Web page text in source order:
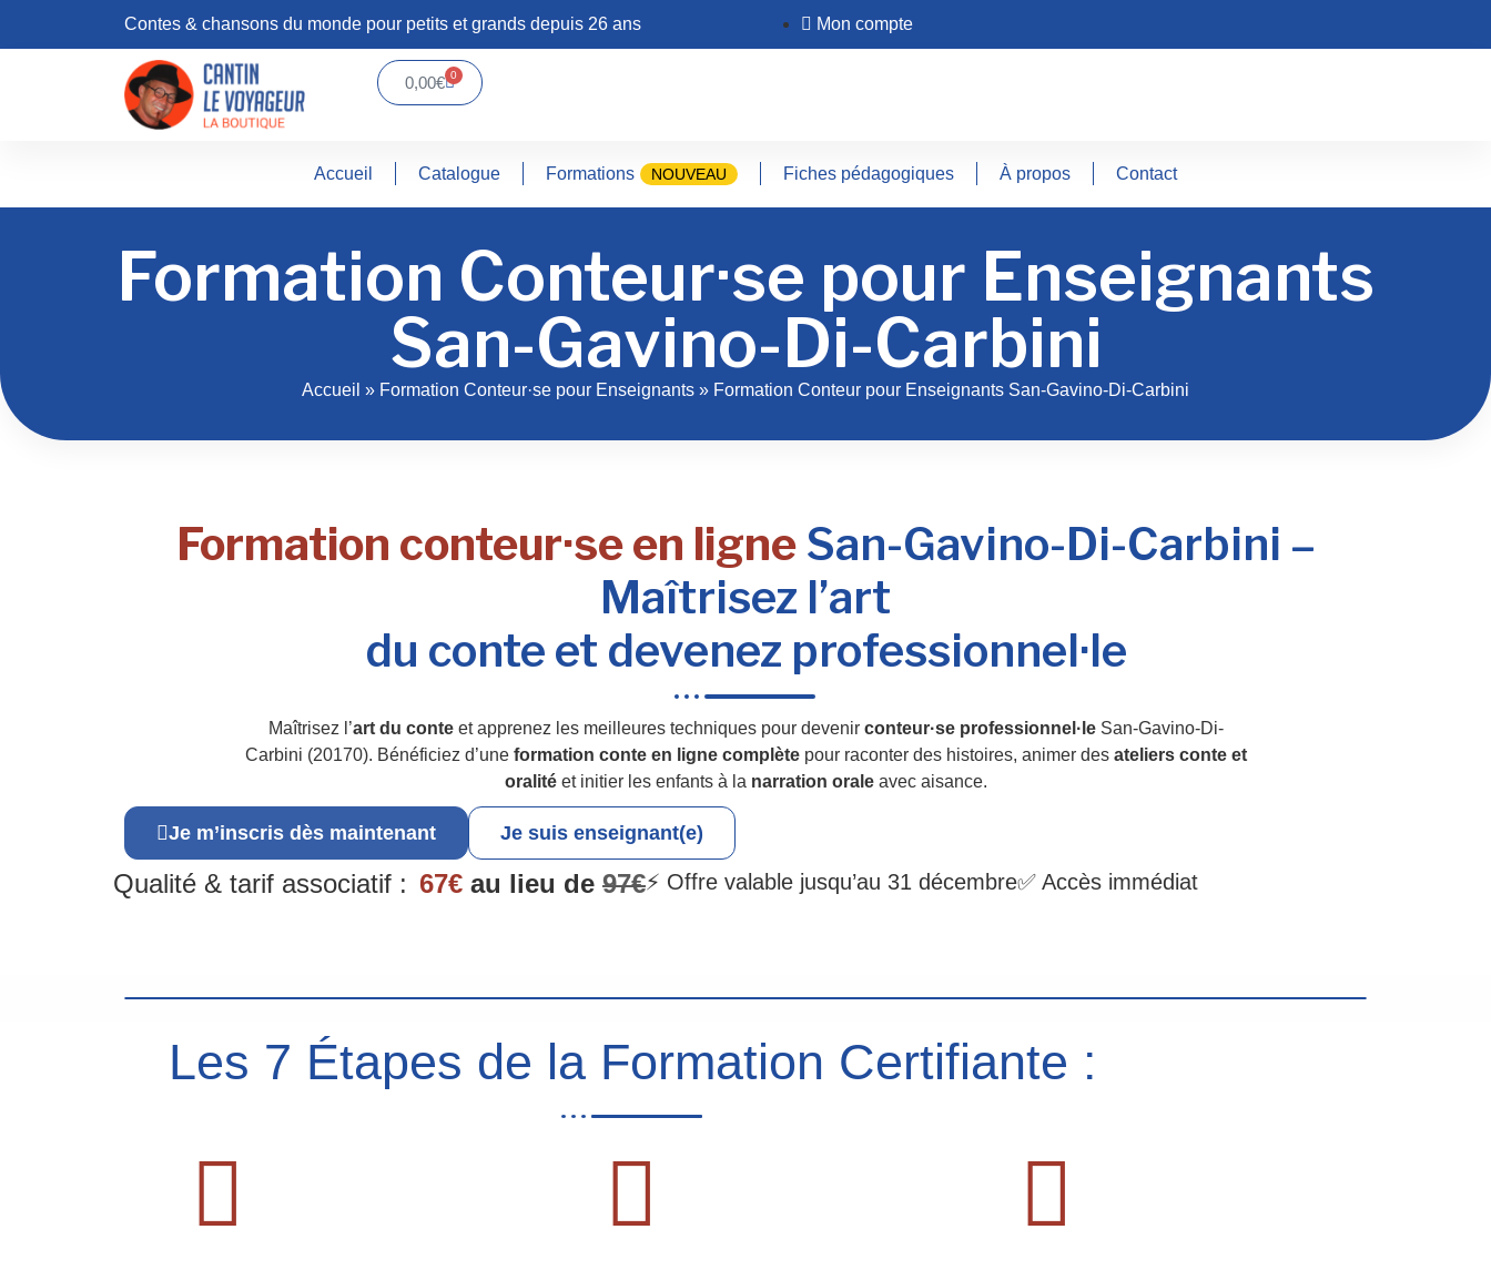
Contes & chansons du monde pour petits et grands depuis 26 ans Mon compte
0,00€ 0
Accueil Catalogue Formations NOUVEAU Fiches pédagogiques À propos Contact
Formation Conteur·se pour Enseignants
San-Gavino-Di-Carbini
Accueil » Formation Conteur·se pour Enseignants » Formation Conteur pour Enseignants San-Gavino-Di-Carbini
Formation conteur·se en ligneSan-Gavino-Di-Carbini –
Maîtrisez l’art
du conte et devenez professionnel·le
Maîtrisez l’art du conteet apprenez les meilleures techniques pour devenir conteur·se professionnel·leSan-Gavino-Di-
Carbini (20170). Bénéficiez d’une formation conte en ligne complètepour raconter des histoires, animer des ateliers conte et
oralitéet initier les enfants à la narration oraleavec aisance.
Je m’inscris dès maintenant Je suis enseignant(e)
Qualité & tarif associatif : 67€ au lieu de 97€⚡ Offre valable jusqu’au 31 décembre✅ Accès immédiat
Les 7 Étapes de la Formation Certifiante :